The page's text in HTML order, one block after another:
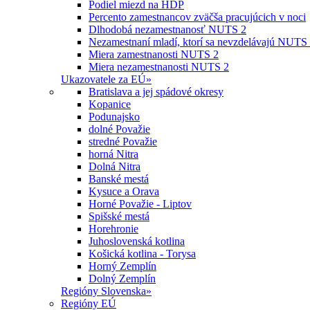
Podiel miezd na HDP
Percento zamestnancov zväčša pracujúcich v noci
Dlhodobá nezamestnanosť NUTS 2
Nezamestnaní mladí, ktorí sa nevzdelávajú NUTS
Miera zamestnanosti NUTS 2
Miera nezamestnanosti NUTS 2
Ukazovatele za EÚ»
Bratislava a jej spádové okresy
Kopanice
Podunajsko
dolné Považie
stredné Považie
horná Nitra
Dolná Nitra
Banské mestá
Kysuce a Orava
Horné Považie - Liptov
Spišské mestá
Horehronie
Juhoslovenská kotlina
Košická kotlina - Torysa
Horný Zemplín
Dolný Zemplín
Regióny Slovenska»
Regióny EÚ